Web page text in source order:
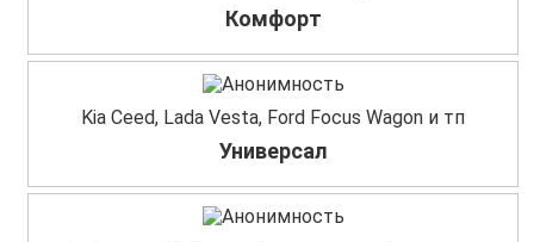
Комфорт
Kia Ceed, Lada Vesta, Ford Focus Wagon и тп
Универсал